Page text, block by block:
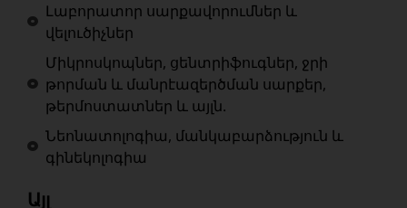
Լաբորատոր սարքավորումներ և
վելուծիչներ
Միկրոսկոպներ, ցենտրիֆուգներ, ջրի
թորման և մանրէազերծման սարքեր,
թերմոստատներ և այլն.
Նեոնատոլոգիա, մանկաբարձություն և
գինեկոլոգիա
Այլ